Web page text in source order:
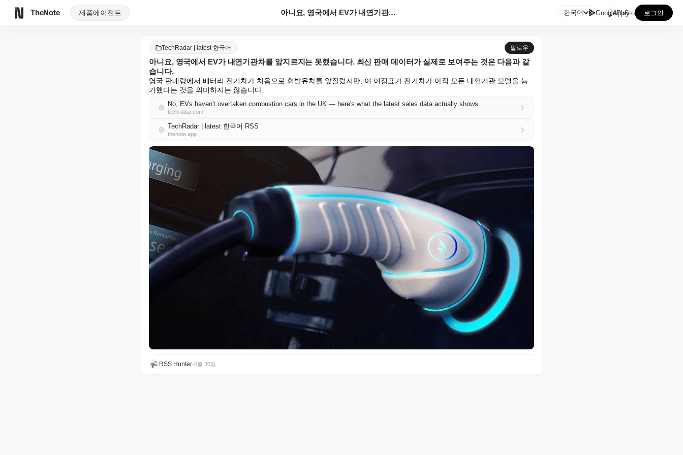
TheNote 제품에이전트 아니요, 영국에서 EV가 내연기관차를 앞지르지는 못했습... 한국어 GooglePlay
AppStore 로그인
TechRadar | latest 한국어 팔로우
아니요, 영국에서 EV가 내연기관차를 앞지르지는 못했습니다. 최신 판매 데이터가 실제로 보여주는 것은 다음과 같
습니다.
영국 판매량에서 배터리 전기차가 처음으로 휘발유차를 앞질렀지만, 이 이정표가 전기차가 아직 모든 내연기관 모델을 능
가했다는 것을 의미하지는 않습니다.
No, EVs haven't overtaken combustion cars in the UK — here's what the latest sales data actually shows
techradar.com
TechRadar | latest 한국어 RSS
thenote.app
RSS Hunter•6월 30일